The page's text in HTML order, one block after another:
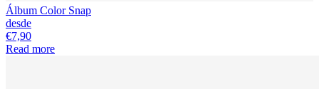
Álbum Color Snap
desde
€7,90
Read more